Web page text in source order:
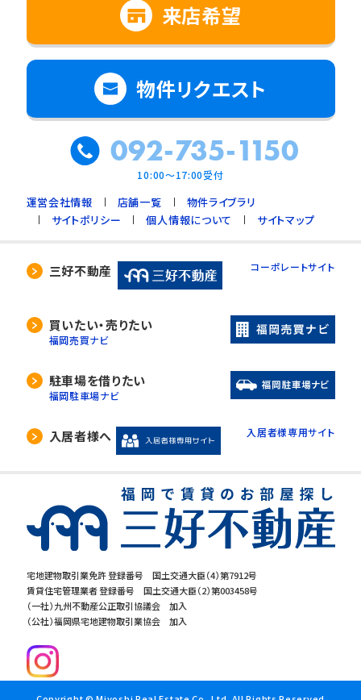
宅地建物取引業免許 登録番号 国土交通大臣（4）第7912号
賃貸住宅管理業者 登録番号 国土交通大臣（2）第003458号
（一社）九州不動産公正取引協議会 加入
（公社）福岡県宅地建物取引業協会 加入
来店希望
物件リクエスト
092-735-1150
10:00～17:00受付
運営会社情報 店舗一覧
物件ライブラリ
サイトポリシー
個人情報について サイトマップ
三好不動産 コーポレートサイト
買いたい・売りたい
福岡売買ナビ
駐車場を借りたい
福岡駐車場ナビ
入居者様へ 入居者様専用サイト